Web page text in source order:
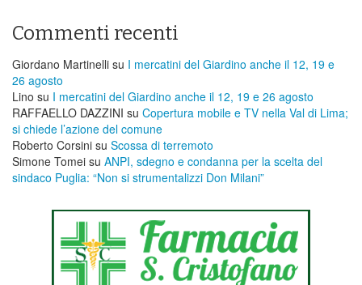
Commenti recenti
Giordano Martinelli su I mercatini del Giardino anche il 12, 19 e
26 agosto
Lino su I mercatini del Giardino anche il 12, 19 e 26 agosto
RAFFAELLO DAZZINI su ​Copertura mobile e TV nella Val di Lima;
si chiede l’azione del comune
Roberto Corsini su Scossa di terremoto
Simone Tomei su ANPI, sdegno e condanna per la scelta del
sindaco Puglia: “Non si strumentalizzi Don Milani”